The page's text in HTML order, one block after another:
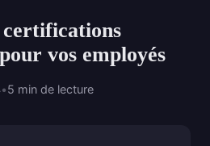
vos employés
•5 min de lecture